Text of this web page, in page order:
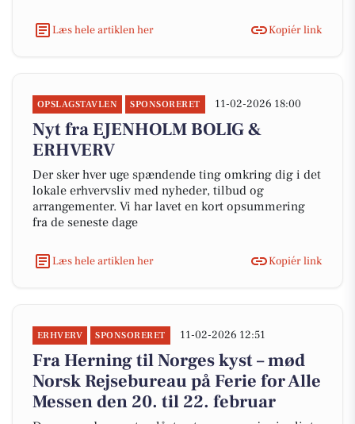
Læs hele artiklen her Kopiér link
OPSLAGSTAVLEN SPONSORERET 11-02-2026 18:00
Nyt fra EJENHOLM BOLIG &
ERHVERV
Der sker hver uge spændende ting omkring dig i det
lokale erhvervsliv med nyheder, tilbud og
arrangementer. Vi har lavet en kort opsummering
fra de seneste dage
Læs hele artiklen her Kopiér link
ERHVERV SPONSORERET 11-02-2026 12:51
Fra Herning til Norges kyst – mød
Norsk Rejsebureau på Ferie for Alle
Messen den 20. til 22. februar